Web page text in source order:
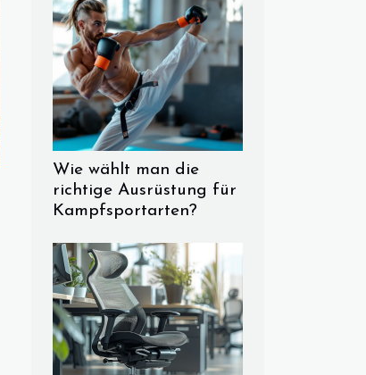
Wie wählt man die
richtige Ausrüstung für
Kampfsportarten?